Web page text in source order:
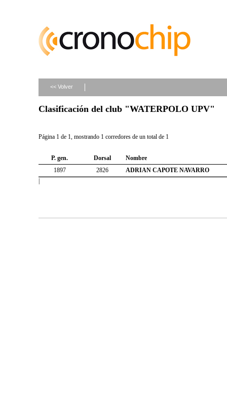
<< Volver
Clasificación del club "WATERPOLO UPV"
Página 1 de 1, mostrando 1 corredores de un total de 1
P. gen. Dorsal
Nombre
1897
2826
ADRIAN CAPOTE NAVARRO
|